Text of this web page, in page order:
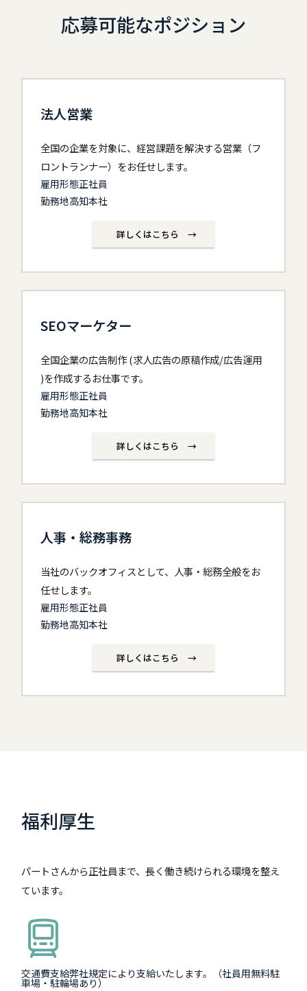
応募可能なポジション
法人営業
全国の企業を対象に、経営課題を解決する営業（フ
ロントランナー）をお任せします。
雇用形態正社員
勤務地高知本社
詳しくはこちら →
SEOマーケター
全国企業の広告制作 (求人広告の原稿作成/広告運用
)を作成するお仕事です。
雇用形態正社員
勤務地高知本社
詳しくはこちら →
人事・総務事務
当社のバックオフィスとして、人事・総務全般をお
任せします。
雇用形態正社員
勤務地高知本社
詳しくはこちら →
福利厚生
パートさんから正社員まで、長く働き続けられる環境を整え
ています。
交通費支給弊社規定により支給いたします。（社員用無料駐
車場・駐輪場あり）